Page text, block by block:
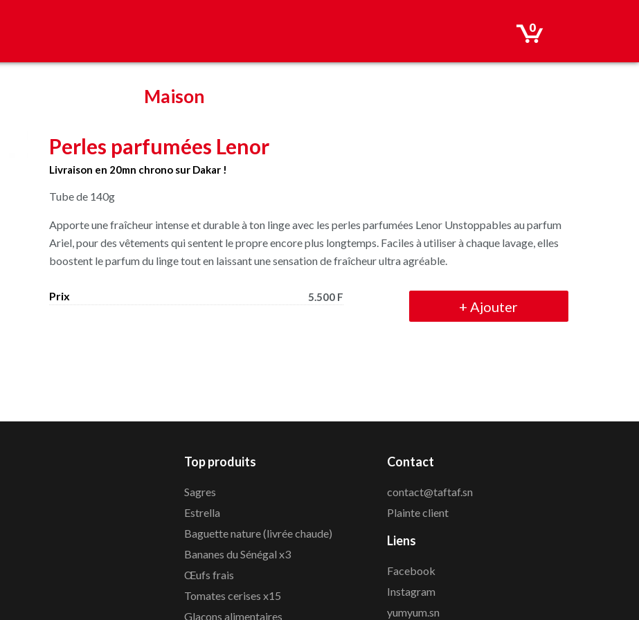
0
Maison
Perles parfumées Lenor
Livraison en 20mn chrono sur Dakar !
Tube de 140g
Apporte une fraîcheur intense et durable à ton linge avec les perles parfumées Lenor Unstoppables au parfum
Ariel, pour des vêtements qui sentent le propre encore plus longtemps. Faciles à utiliser à chaque lavage, elles
boostent le parfum du linge tout en laissant une sensation de fraîcheur ultra agréable.
Prix 5.500 F
+ Ajouter
Top produits
Sagres
Estrella
Baguette nature (livrée chaude)
Bananes du Sénégal x3
Œufs frais
Tomates cerises x15
Glaçons alimentaires
Contact
contact@taftaf.sn
Plainte client
Liens
Facebook
Instagram
yumyum.sn